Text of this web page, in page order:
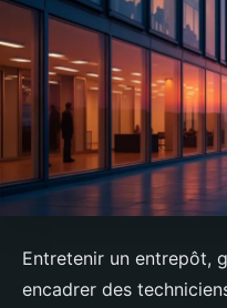
Entretenir un entrepôt,
encadrer des